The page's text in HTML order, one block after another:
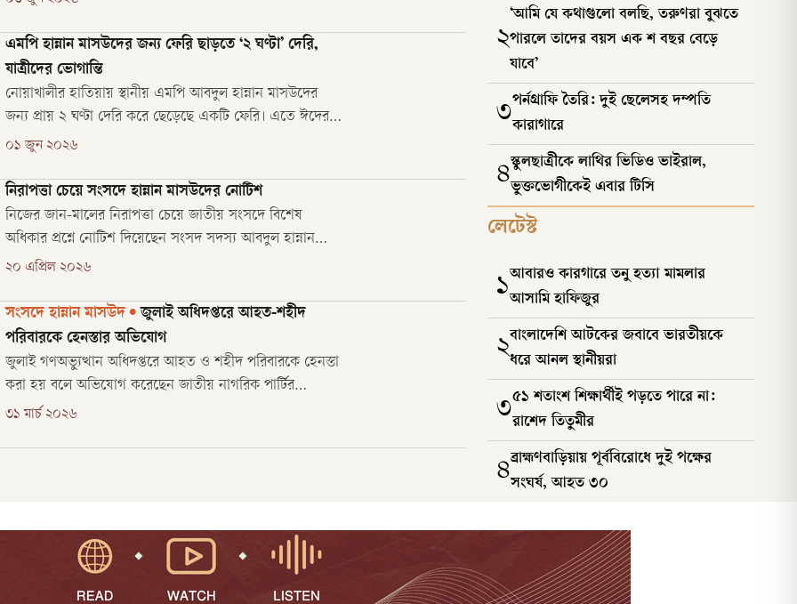
বেশি দুর্নীতিতে জড়িয়েছেন হান্নান মাসউদ।
এমপি হান্নান মাসউদের জন্য ফেরি ছাড়তে ‘২ ঘণ্টা’ দেরি,
যাত্রীদের ভোগান্তি
নোয়াখালীর হাতিয়ায় স্থানীয় এমপি আবদুল হান্নান মাসউদের
জন্য প্রায় ২ ঘণ্টা দেরি করে ছেড়েছে একটি ফেরি। এতে ঈদের
ছুটি শেষে কর্মস্থলগামী মানুষ দুর্ভোগে পড়েছেন। বিষয়টি নিয়ে
০১ জুন ২০২৬
নিরাপত্তা চেয়ে সংসদে হান্নান মাসউদের নোটিশ
নিজের জান-মালের নিরাপত্তা চেয়ে জাতীয় সংসদে বিশেষ
অধিকার প্রশ্নে নোটিশ দিয়েছেন সংসদ সদস্য আবদুল হান্নান
মাসউদ। তবে বিধিগত সীমাবদ্ধতার কারণ দেখিয়ে নোটিশটি
কায়সার কামাল।
২০ এপ্রিল ২০২৬
সংসদে হান্নান মাসউদ • জুলাই অধিদপ্তরে আহত-শহীদ
পরিবারকে হেনস্তার অভিযোগ
জুলাই গণঅভ্যুত্থান অধিদপ্তরে আহত ও শহীদ পরিবারকে হেনস্তা
করা হয় বলে অভিযোগ করেছেন জাতীয় নাগরিক পার্টির
(এনসিপি) সিনিয়র যুগ্ম সমন্বয়ক ও নোয়খালী-৬ আসনের সংসদ
৩১ মার্চ ২০২৬
২
‘আমি যে কথাগুলো বলছি, তরুণরা বুঝতে
পারলে তাদের বয়স এক শ বছর বেড়ে
যাবে’
৩পর্নগ্রাফি তৈরি: দুই ছেলেসহ দম্পতি
কারাগারে
৪স্কুলছাত্রীকে লাথির ভিডিও ভাইরাল,
ভুক্তভোগীকেই এবার টিসি
লেটেস্ট
১আবারও কারগারে তনু হত্যা মামলার
আসামি হাফিজুর
২বাংলাদেশি আটকের জবাবে ভারতীয়কে
ধরে আনল স্থানীয়রা
৩৫১ শতাংশ শিক্ষার্থীই পড়তে পারে না:
রাশেদ তিতুমীর
৪ব্রাহ্মণবাড়িয়ায় পূর্ববিরোধে দুই পক্ষের
সংঘর্ষ, আহত ৩০